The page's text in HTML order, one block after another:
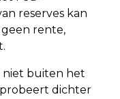
reserves kan
geen rente,
niet buiten het
dichter